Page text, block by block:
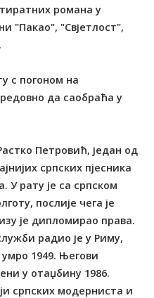
романа у
"Пакао", "Свјетлост",
с погоном на
да саобраћа у
Петровић, један од
српских пјесника
У рату је са српском
послије чега је
је дипломирао права.
радио је у Риму,
1949. Његови
у отаџбину 1986.
српских модерниста и